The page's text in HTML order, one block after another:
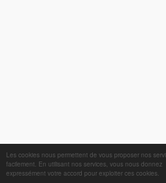
Les cookies nous permettent de vous proposer nos
facilement. En utilisant nos services, vous nous donnez
expressément votre accord pour exploiter ces cookies.